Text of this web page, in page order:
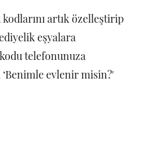
kodlarını artık özelleştirip
eşyalara
telefonunuza
evlenir misin?'